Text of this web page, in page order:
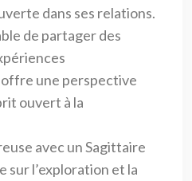
dans ses relations.
de partager des
une perspective
ouvert à la
avec un Sagittaire
sur l’exploration et la